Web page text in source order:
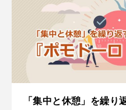
「集中と休憩」を繰り